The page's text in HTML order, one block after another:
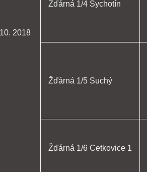
2018
Žďárná 1/4 Sychotín
Žďárná 1/5 Suchý
Žďárná 1/6 Cetkovice 1